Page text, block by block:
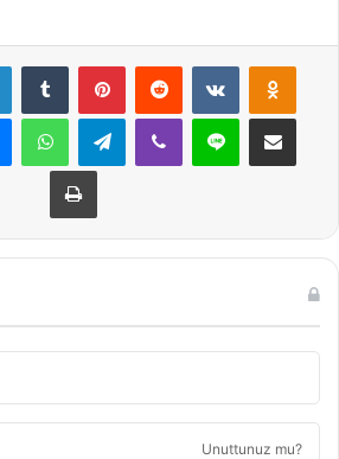
LinkedInTumblr PinterestReddit VKontakte
MessengerWhatsAppTelegramViber Line E-Posta ile
Yazdır
Unuttunuz mu?